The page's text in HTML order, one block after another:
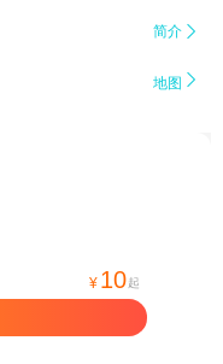
简介 
地图 
¥ 10 起